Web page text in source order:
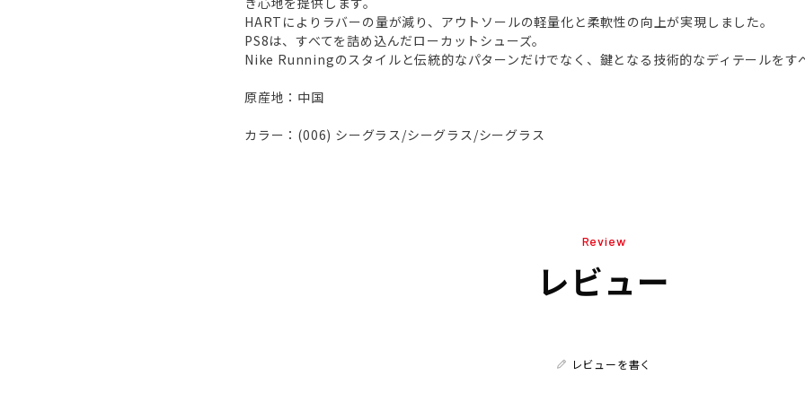
HARTによりラバーの量が減り、アウトソールの軽量化と柔軟性の向上が実現しました。
PS8は、すべてを詰め込んだローカットシューズ。
Nike Runningのスタイルと伝統的なパターンだけでなく、鍵となる技術的なディテールをす
原産地：中国
カラー：(006) シーグラス/シーグラス/シーグラス
Review
レビュー
レビューを書く